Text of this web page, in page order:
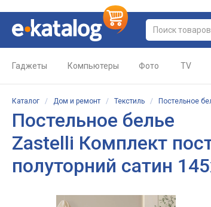
Гаджеты Компьютеры Фото TV
Каталог / Дом и ремонт / Текстиль / Постельное
Постельное белье
Zastelli Комплект
полуторний сатин